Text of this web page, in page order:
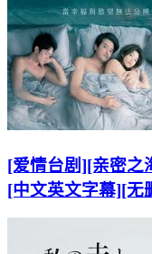
[爱情台剧][亲密之
[中文英文字幕][无